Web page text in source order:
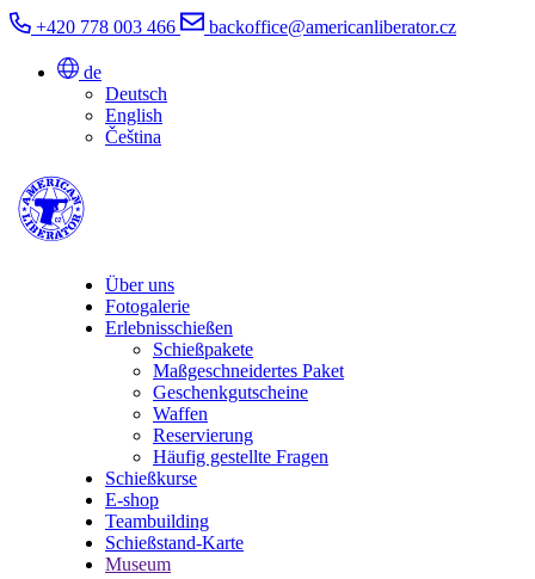
+420 778 003 466 backoffice@americanliberator.cz
de
Deutsch
English
Čeština
Über uns
Fotogalerie
Erlebnisschießen
Schießpakete
Maßgeschneidertes Paket
Geschenkgutscheine
Waffen
Reservierung
Häufig gestellte Fragen
Schießkurse
E-shop
Teambuilding
Schießstand-Karte
Museum